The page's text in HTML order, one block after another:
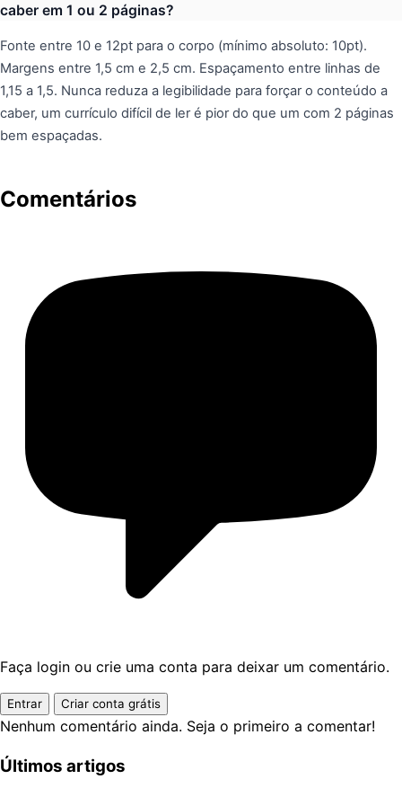
caber em 1 ou 2 páginas?
Fonte entre 10 e 12pt para o corpo (mínimo absoluto: 10pt).
Margens entre 1,5 cm e 2,5 cm. Espaçamento entre linhas de
1,15 a 1,5. Nunca reduza a legibilidade para forçar o conteúdo a
caber, um currículo difícil de ler é pior do que um com 2 páginas
bem espaçadas.
Comentários
Faça login ou crie uma conta para deixar um comentário.
Entrar Criar conta grátis
Nenhum comentário ainda. Seja o primeiro a comentar!
Últimos artigos